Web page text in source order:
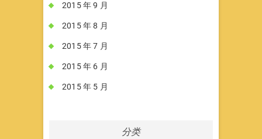
2015 年 9 月
2015 年 8 月
2015 年 7 月
2015 年 6 月
2015 年 5 月
分类